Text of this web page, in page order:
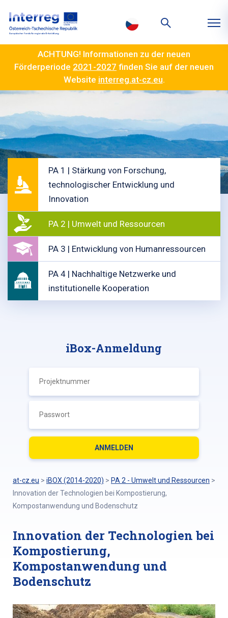
ACHTUNG! Informationen zu der neuen
Förderperiode 2021-2027 finden Sie auf der neuen
Website interreg.at-cz.eu.
PA 1 | Stärkung von Forschung,
technologischer Entwicklung und
Innovation
PA 2 | Umwelt und Ressourcen
PA 3 | Entwicklung von Humanressourcen
PA 4 | Nachhaltige Netzwerke und
institutionelle Kooperation
iBox-Anmeldung
at-cz.eu > iBOX (2014-2020) > PA 2 - Umwelt und Ressourcen >
Innovation der Technologien bei Kompostierung,
Kompostanwendung und Bodenschutz
Innovation der Technologien bei
Kompostierung,
Kompostanwendung und
Bodenschutz